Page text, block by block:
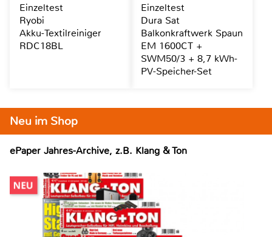
Neu im Shop
ePaper Jahres-Archive, z.B. Klang & Ton
Einzeltest
Ryobi
Akku-Textilreiniger
RDC18BL
Einzeltest
Dura Sat
Balkonkraftwerk Spaun
EM 1600CT +
SWM50/3 + 8,7 kWh-
PV-Speicher-Set